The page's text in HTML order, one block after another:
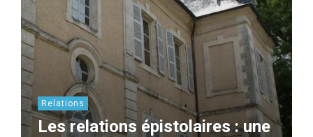
Relations
Les relations épistolaires : une